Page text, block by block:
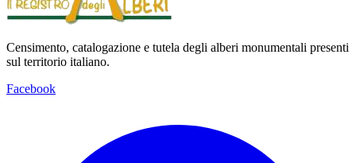
Censimento, catalogazione e tutela degli alberi monumentali presenti
sul territorio italiano.
Facebook